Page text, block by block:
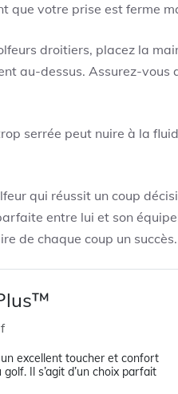
que votre prise est ferme
droitiers, placez la
au-dessus. Assurez-vous
serrée peut nuire à la
qui réussit un coup
entre lui et son
de chaque coup un succès.
excellent toucher et confort
Il s’agit d’un choix parfait